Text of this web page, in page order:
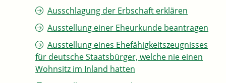
Ausschlagung der Erbschaft erklären
Ausstellung einer Eheurkunde beantragen
Ausstellung eines Ehefähigkeitszeugnisses
für deutsche Staatsbürger, welche nie einen
Wohnsitz im Inland hatten